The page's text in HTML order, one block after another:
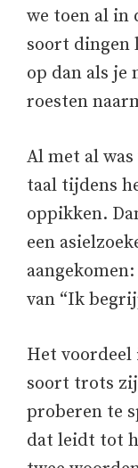
we toen al in
soort dingen
op dan als je
roesten
Al met al
taal tijdens
oppikken.
een
van “Ik
Het voordeel
soort trots
proberen te
dat leidt tot